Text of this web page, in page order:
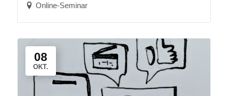
Online-Seminar
08
OKT.